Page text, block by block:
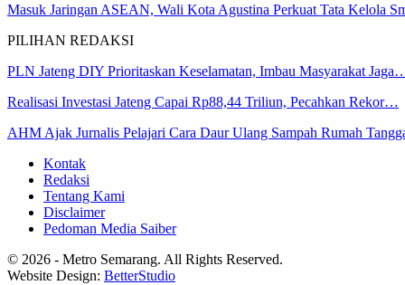
Masuk Jaringan ASEAN, Wali Kota Agustina Perkuat Tata Kelola
PILIHAN REDAKSI
PLN Jateng DIY Prioritaskan Keselamatan, Imbau Masyarakat
Realisasi Investasi Jateng Capai Rp88,44 Triliun, Pecahkan Rekor…
AHM Ajak Jurnalis Pelajari Cara Daur Ulang Sampah Rumah
Kontak
Redaksi
Tentang Kami
Disclaimer
Pedoman Media Saiber
© 2026 - Metro Semarang. All Rights Reserved.
Website Design: BetterStudio